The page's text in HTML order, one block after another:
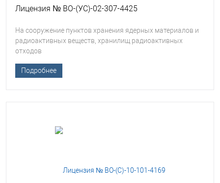
Лицензия № ВО-(УС)-02-307-4425
На сооружение пунктов хранения ядерных материалов и
радиоактивных веществ, хранилищ радиоактивных
отходов
Подробнее